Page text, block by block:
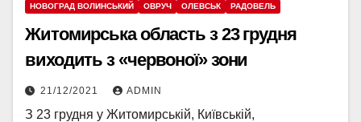
НОВОГРАД ВОЛИНСЬКИЙ
ОВРУЧ ОЛЕВСЬК РАДОВЕЛЬ
Житомирська область з 23 грудня
виходить з «червоної» зони
21/12/2021 ADMIN
З 23 грудня у Житомирській, Київській,